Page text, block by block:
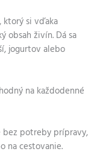
ktorý si vďaka
obsah živín. Dá sa
jogurtov alebo
na každodenné
bez potreby prípravy,
na cestovanie.